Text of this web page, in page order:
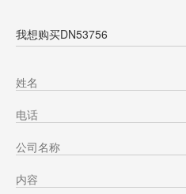
我想购买DN53756